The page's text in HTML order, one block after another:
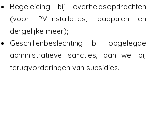
Begeleiding bij overheidsopdrachten
(voor PV-installaties, laadpalen en
dergelijke meer);
Geschillenbeslechting bij opgelegde
administratieve sancties, dan wel bij
terugvorderingen van subsidies.